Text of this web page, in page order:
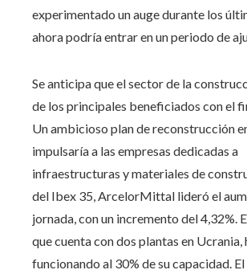
experimentado un auge durante los
ahora podría entrar en un periodo de
Se anticipa que el sector de la
de los principales beneficiados con el
Un ambicioso plan de reconstrucción
impulsaría a las empresas dedicadas a
infraestructuras y materiales de
del Ibex 35, ArcelorMittal lideró el
jornada, con un incremento del 4,32%.
que cuenta con dos plantas en Ucrania,
funcionando al 30% de su capacidad. El